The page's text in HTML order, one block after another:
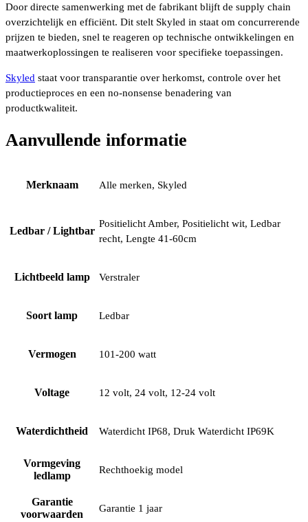
Door directe samenwerking met de fabrikant blijft de supply chain
overzichtelijk en efficiënt. Dit stelt Skyled in staat om concurrerende
prijzen te bieden, snel te reageren op technische ontwikkelingen en
maatwerkoplossingen te realiseren voor specifieke toepassingen.
Skyled staat voor transparantie over herkomst, controle over het
productieproces en een no-nonsense benadering van
productkwaliteit.
Aanvullende informatie
Merknaam Alle merken, Skyled
Ledbar / Lightbar
Positielicht Amber, Positielicht wit, Ledbar
recht, Lengte 41-60cm
Lichtbeeld lamp Verstraler
Soort lamp Ledbar
Vermogen 101-200 watt
Voltage 12 volt, 24 volt, 12-24 volt
Waterdichtheid Waterdicht IP68, Druk Waterdicht IP69K
Vormgeving
ledlamp
Rechthoekig model
Garantie
voorwaarden
Garantie 1 jaar